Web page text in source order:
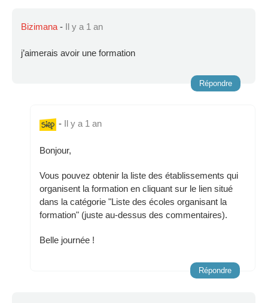
Bizimana - Il y a 1 an
j’aimerais avoir une formation
Répondre
- Il y a 1 an
Bonjour,
Vous pouvez obtenir la liste des établissements qui
organisent la formation en cliquant sur le lien situé
dans la catégorie "Liste des écoles organisant la
formation" (juste au-dessus des commentaires).
Belle journée !
Répondre